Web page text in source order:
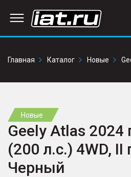
Главная
Каталог Новые
Новые
Geely Atlas 2024
(200 л.с.) 4WD, II
Черный